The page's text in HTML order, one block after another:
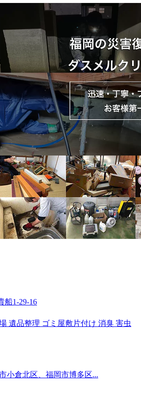
船1-29-16
遺品整理 ゴミ屋敷片付け 消臭 害虫
小倉北区、福岡市博多区...